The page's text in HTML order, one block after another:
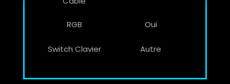
RGB Oui
Switch Clavier Autre